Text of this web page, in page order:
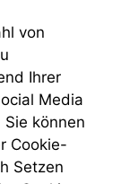
von
Ihrer
Media
können
Cookie-
Setzen